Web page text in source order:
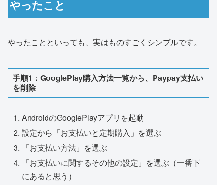
やったこと
やったことといっても、実はものすごくシンプルです。
手順1：GooglePlay購入方法一覧から、Paypay支払い
を削除
AndroidのGooglePlayアプリを起動
設定から「お支払いと定期購入」を選ぶ
「お支払い方法」を選ぶ
「お支払いに関するその他の設定」を選ぶ（一番下
にあると思う）